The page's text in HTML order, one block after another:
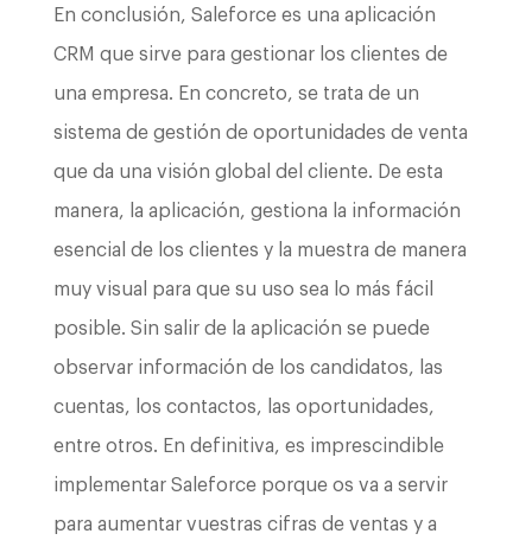
En conclusión, Saleforce es una aplicación
CRM que sirve para gestionar los clientes de
una empresa. En concreto, se trata de un
sistema de gestión de oportunidades de venta
que da una visión global del cliente. De esta
manera, la aplicación, gestiona la información
esencial de los clientes y la muestra de manera
muy visual para que su uso sea lo más fácil
posible. Sin salir de la aplicación se puede
observar información de los candidatos, las
cuentas, los contactos, las oportunidades,
entre otros. En definitiva, es imprescindible
implementar Saleforce porque os va a servir
para aumentar vuestras cifras de ventas y a